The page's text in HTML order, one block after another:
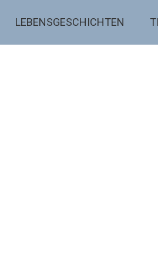
LEBENSGESCHICHTEN